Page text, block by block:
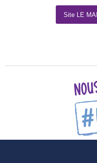
Site LE